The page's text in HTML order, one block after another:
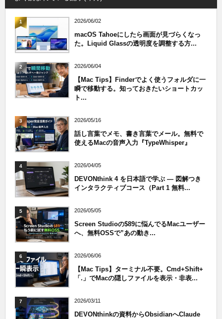
1 2026/06/02
macOS Tahoeにしたら画面が見づらくなっ
た。Liquid Glassの透明度を調整する方...
2 2026/06/04
【Mac Tips】Finderでよく使うフォルダに一
瞬で移動する。知っておきたいショートカッ
ト...
3 2026/05/16
話し言葉でメモ、書き言葉でメール。無料で
使えるMacの音声入力『TypeWhisper』
4 2026/04/05
DEVONthink 4 を日本語で学ぶ — 図解つき
インタラクティブコース（Part 1 無料...
5 2026/05/05
Screen Studioの$89に悩んでるMacユーザー
へ、無料OSSで”あの動き...
6 2026/06/06
【Mac Tips】ターミナル不要。Cmd+Shift+
「.」でMacの隠しファイルを表示・非表...
7 2026/03/11
DEVONthinkの資料からObsidianへClaude